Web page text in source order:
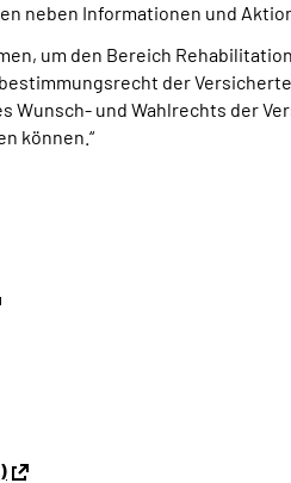
neben Informationen und
um den Bereich
der
und Wahlrechts der
können.“